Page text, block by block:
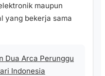
maupun
yang bekerja sama
Dua Arca Perunggu
Indonesia